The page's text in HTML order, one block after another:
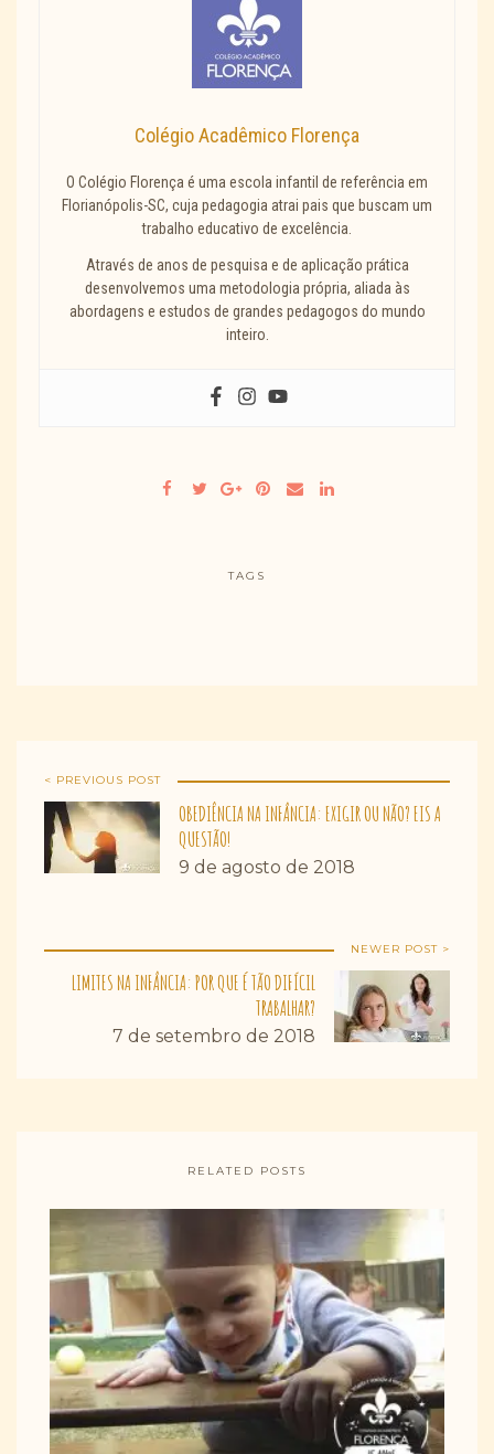
Colégio Acadêmico Florença
O Colégio Florença é uma escola infantil de referência em
Florianópolis-SC, cuja pedagogia atrai pais que buscam um
trabalho educativo de excelência.
Através de anos de pesquisa e de aplicação prática
desenvolvemos uma metodologia própria, aliada às
abordagens e estudos de grandes pedagogos do mundo
inteiro.
TAGS
< PREVIOUS POST
OBEDIÊNCIA NA INFÂNCIA: EXIGIR OU NÃO? EIS A
QUESTÃO!
9 de agosto de 2018
NEWER POST >
LIMITES NA INFÂNCIA: POR QUE É TÃO DIFÍCIL
TRABALHAR?
7 de setembro de 2018
RELATED POSTS